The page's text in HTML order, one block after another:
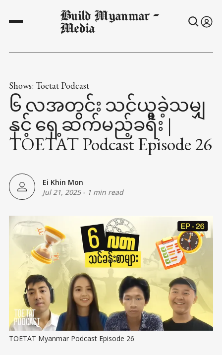
Build Myanmar -
Media
Shows: Toetat Podcast
၆ လအတွင်း သင်ယူခဲ့သမျှ
နှင့် ရှေ့ဆက်မည့်ခရီး |
TOETAT Podcast Episode 26
Ei Khin Mon
Jul 21, 2025- 1 min read
TOETAT Myanmar Podcast Episode 26